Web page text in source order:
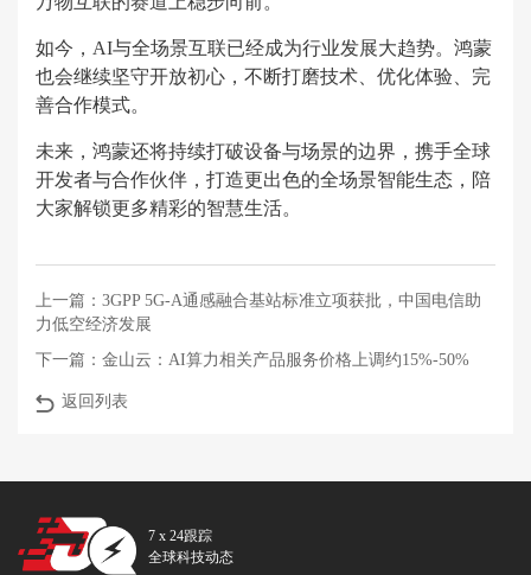
如今，AI与全场景互联已经成为行业发展大趋势。鸿蒙
也会继续坚守开放初心，不断打磨技术、优化体验、完
善合作模式。
未来，鸿蒙还将持续打破设备与场景的边界，携手全球
开发者与合作伙伴，打造更出色的全场景智能生态，陪
大家解锁更多精彩的智慧生活。
上一篇： 3GPP 5G-A通感融合基站标准立项获批，中国电信助
力低空经济发展
下一篇： 金山云：AI算力相关产品服务价格上调约15%-50%
返回列表
7 x 24跟踪
全球科技动态